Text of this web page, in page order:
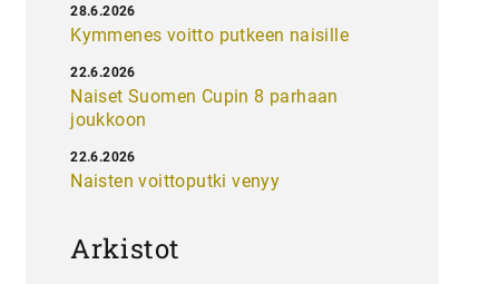
Kymmenes voitto putkeen naisille
28.6.2026
Naiset Suomen Cupin 8 parhaan
joukkoon
22.6.2026
Naisten voittoputki venyy
22.6.2026
Arkistot